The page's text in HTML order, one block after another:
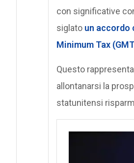
con significative
siglato un accordo
Minimum Tax
Questo
allontanarsi la
statunitensi